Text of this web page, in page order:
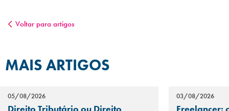
Voltar para artigos
MAIS ARTIGOS
05/08/2026 03/08/2026